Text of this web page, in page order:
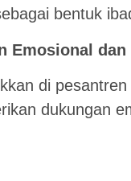
bentuk
Emosional dan
di
dukungan